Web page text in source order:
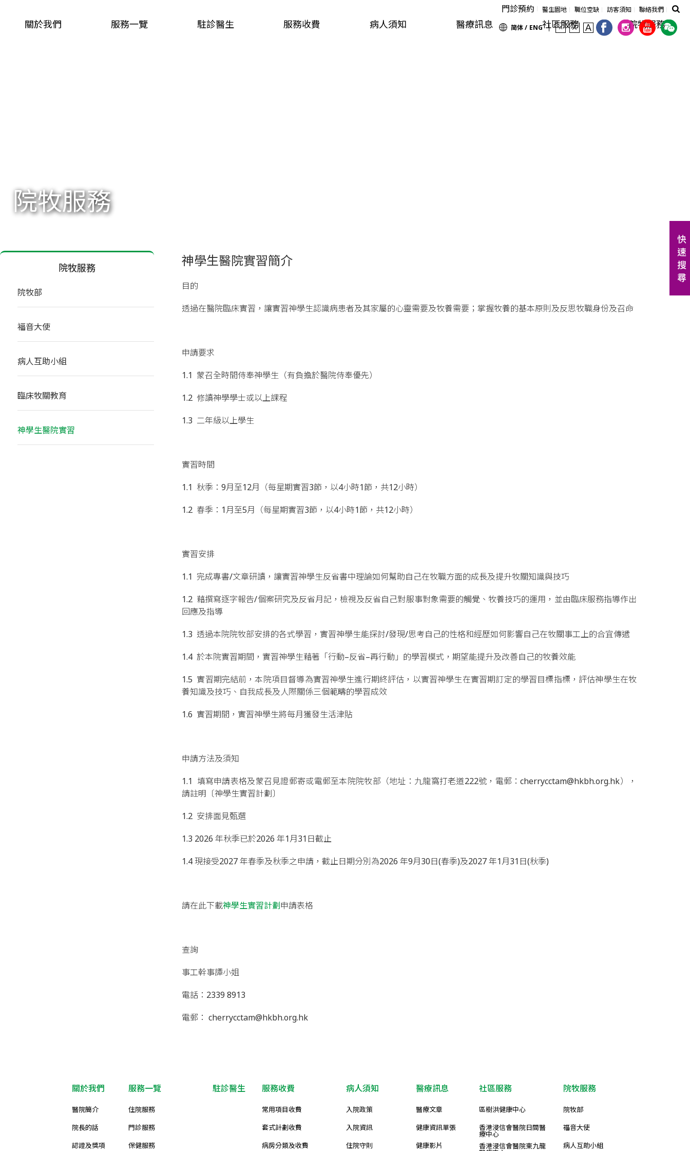
門診預約 醫生園地 職位空缺 訪客須知 聯絡我們
简体 / ENG
關於我們 服務一覽 駐診醫生 服務收費 病人須知 醫療訊息 社區服務 院牧服務
院牧服務
院牧服務
院牧部
福音大使
病人互助小組
臨床牧關教育
神學生醫院實習
神學生醫院實習簡介
目的
透過在醫院臨床實習，讓實習神學生認識病患者及其家屬的心靈需要及牧養需要；掌握牧養的基本原則及反思牧職身份及召命
申請要求
1.1 蒙召全時間侍奉神學生（有負擔於醫院侍奉優先）
1.2 修讀神學學士或以上課程
1.3 二年級以上學生
實習時間
1.1 秋季：9月至12月（每星期實習3節，以4小時1節，共12小時）
1.2 春季：1月至5月（每星期實習3節，以4小時1節，共12小時）
實習安排
1.1 完成專書/文章研讀，讓實習神學生反省書中理論如何幫助自己在牧職方面的成長及提升牧關知識與技巧
1.2 藉撰寫逐字報告/個案研究及反省月記，檢視及反省自己對服事對象需要的觸覺、牧養技巧的運用，並由臨床服務指導作出
回應及指導
1.3 透過本院院牧部安排的各式學習，實習神學生能探討/發現/思考自己的性格和經歷如何影響自己在牧關事工上的合宜傳遞
1.4 於本院實習期間，實習神學生藉著「行動–反省–再行動」的學習模式，期望能提升及改善自己的牧養效能
1.5 實習期完結前，本院項目督導為實習神學生進行期終評估，以實習神學生在實習期訂定的學習目標指標，評估神學生在牧
養知識及技巧、自我成長及人際關係三個範疇的學習成效
1.6 實習期間，實習神學生將每月獲發生活津貼
申請方法及須知
1.1 填寫申請表格及蒙召見證郵寄或電郵至本院院牧部（地址：九龍窩打老道222號，電郵：cherrycctam@hkbh.org.hk），
請註明〔神學生實習計劃〕
1.2 安排面見甄選
1.3 2026 年秋季已於2026 年1月31日截止
1.4 現接受2027 年春季及秋季之申請，截止日期分別為2026 年9月30日(春季)及2027 年1月31日(秋季)
請在此下載神學生實習計劃申請表格
查詢
事工幹事譚小姐
電話：2339 8913
電郵： cherrycctam@hkbh.org.hk
關於我們
醫院簡介
院長的話
認證及獎項
服務一覽
住院服務
門診服務
保健服務
駐診醫生 服務收費
常用項目收費
套式計劃收費
病房分類及收費
病人須知
入院政策
入院資訊
住院守則
醫療訊息
醫療文章
健康資訊單張
健康影片
社區服務
區樹洪健康中心
香港浸信會醫院日間醫
療中心
香港浸信會醫院東九龍
院牧服務
院牧部
福音大使
病人互助小組